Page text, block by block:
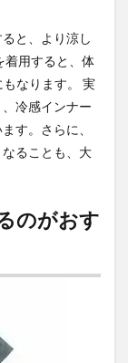
と、より涼し
着用すると、体
なります。 実
冷感インナー
す。さらに、
ることも、大
のがおす